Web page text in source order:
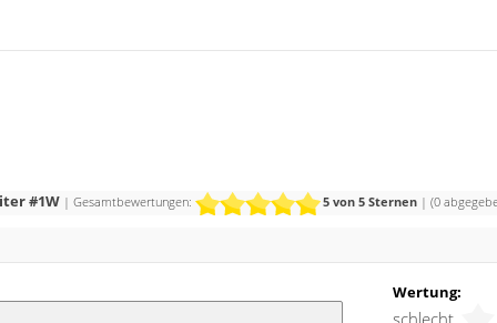
#1W| Gesamtbewertungen: 5 von 5 Sternen | (0
Wertung: